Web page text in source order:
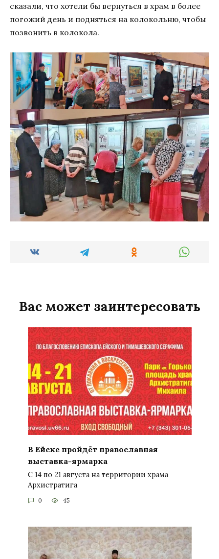
сказали, что хотели бы вернуться в храм в более
погожий день и подняться на колокольню, чтобы
позвонить в колокола.
Вас может заинтересовать
В Ейске пройдёт православная
выставка-ярмарка
С 14 по 21 августа на территории храма
Архистратига
0 45